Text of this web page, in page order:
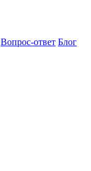
Вопрос-ответ Блог